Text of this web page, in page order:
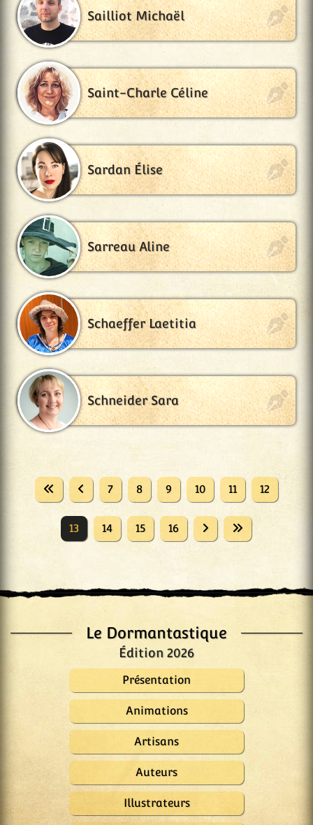
Le Dormantastique
Édition 2026
Présentation
Animations
Artisans
Auteurs
Illustrateurs
Sailliot Michaël
Saint-Charle Céline
Sardan Élise
Sarreau Aline
Schaeffer Laetitia
Schneider Sara
7 8 9 10 11 12
13 14 15 16